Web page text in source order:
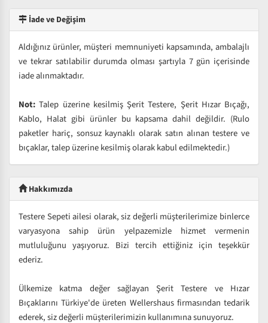
İade ve Değişim
Aldığınız ürünler, müşteri memnuniyeti kapsamında, ambalajlı
ve tekrar satılabilir durumda olması şartıyla 7 gün içerisinde
iade alınmaktadır.
Not: Talep üzerine kesilmiş Şerit Testere, Şerit Hızar Bıçağı,
Kablo, Halat gibi ürünler bu kapsama dahil değildir. (Rulo
paketler hariç, sonsuz kaynaklı olarak satın alınan testere ve
bıçaklar, talep üzerine kesilmiş olarak kabul edilmektedir.)
Hakkımızda
Testere Sepeti ailesi olarak, siz değerli müşterilerimize binlerce
varyasyona sahip ürün yelpazemizle hizmet vermenin
mutluluğunu yaşıyoruz. Bizi tercih ettiğiniz için teşekkür
ederiz.
Ülkemize katma değer sağlayan Şerit Testere ve Hızar
Bıçaklarını Türkiye'de üreten Wellershaus firmasından tedarik
ederek, siz değerli müşterilerimizin kullanımına sunuyoruz.